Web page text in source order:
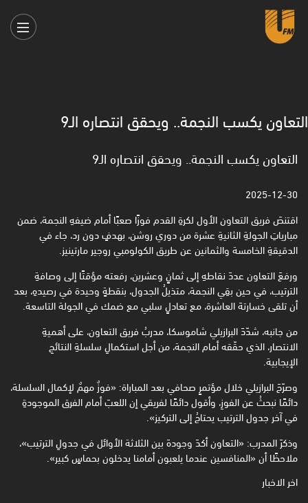
التعاون يكسب النجمة.. ويحقق انتصاره الـ9
التعاون يكسب النجمة.. ويحقق انتصاره الـ9
2025-12-30
اقتنصَ فريق التعاون الأول لكرةِ القدم فوزًا صعبًا أمام ضيفهِ النجمة، ضمن
مبارياتِ الجولةِ الثانيةِ عشرة من دوري روشن، بهدفٍ دون رد، جاء في
الدقيقةِ الخامسة والثمانين عن طريق الكولومبي روجير مارتينيز.
ورفعَ التعاون عددَ نقاطهِ إلى ثمانٍ وعشرين، رفعته مؤقتًا إلى وصافةِ
الترتيب، في حين بقِي النجمة، متذيلُ الجدول، بنقطةٍ وحيدة في رصيدهِ، بعد
أن تلقى خسارتهَ العاشرة، مع تعادلٍ سلبي مع ضمك في الجولة التاسعة.
من جانبه، شدّدَ البرازيلي شاموسكا، مدربُ فريق التعاون، على أهميةِ
الانتصار، الذي حقّقه أمام النجمة، من أجل استكمالِ سلسلةِ النتائجِ
الإيجابية.
وصرّحَ البرازيلي خلال مؤتمرٍ صحافي بعد المباراة: «فوزٌ مهمٌ لإكمال السلسلة،
دائمًا نبحثُ عن الفوزِ، وأقول دائمًا لفريقي إن اللعبَ أمام الفرق الموجودةِ
في آخر جدول الترتيب يحتاجُ إلى التركيز».
وذكرَ المدرب: «التعاون أكدَ وجودهَ بين الثلاثة الأوائل في جدولِ الترتيب»،
ملاحظًا أن «المنافسين عندما يلعبون أمامنا يدخلون بحماسٍ كبير».
اخر الاخبار